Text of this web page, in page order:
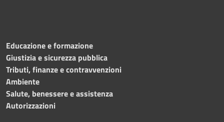
Educazione e formazione
Giustizia e sicurezza pubblica
Tributi, finanze e contravvenzioni
Ambiente
Salute, benessere e assistenza
Autorizzazioni